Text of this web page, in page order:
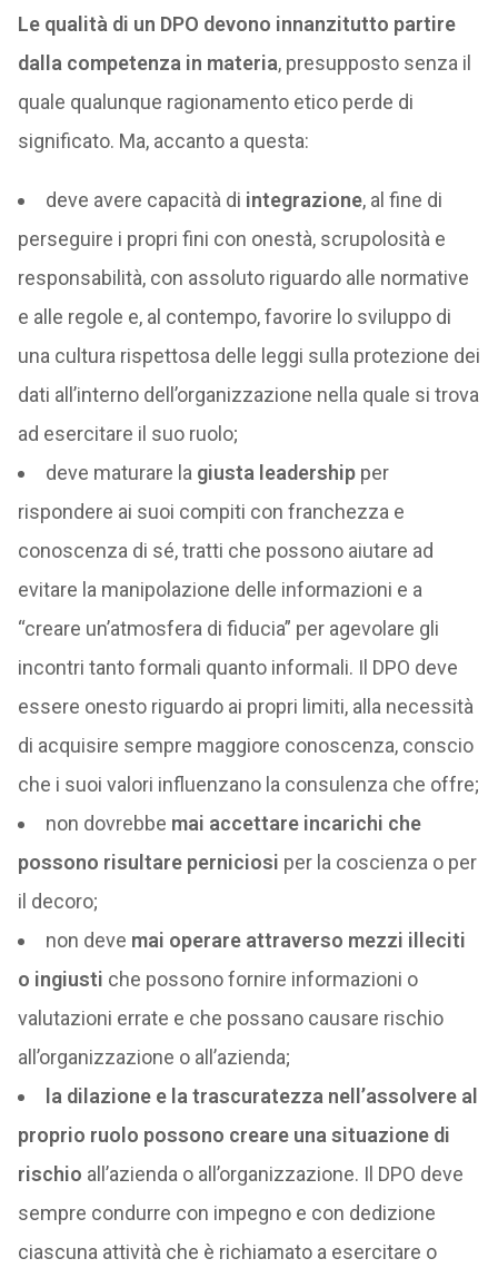
Le qualità di un DPO devono innanzitutto partire
dalla competenza in materia, presupposto senza il
quale qualunque ragionamento etico perde di
significato. Ma, accanto a questa:
deve avere capacità di integrazione, al fine di
perseguire i propri fini con onestà, scrupolosità e
responsabilità, con assoluto riguardo alle normative
e alle regole e, al contempo, favorire lo sviluppo di
una cultura rispettosa delle leggi sulla protezione dei
dati all’interno dell’organizzazione nella quale si trova
ad esercitare il suo ruolo;
deve maturare la giusta leadershipper
rispondere ai suoi compiti con franchezza e
conoscenza di sé, tratti che possono aiutare ad
evitare la manipolazione delle informazioni e a
“creare un’atmosfera di fiducia” per agevolare gli
incontri tanto formali quanto informali. Il DPO deve
essere onesto riguardo ai propri limiti, alla necessità
di acquisire sempre maggiore conoscenza, conscio
che i suoi valori influenzano la consulenza che offre;
non dovrebbe mai accettare incarichi che
possono risultare perniciosi per la coscienza o per
il decoro;
non deve mai operare attraverso mezzi illeciti
o ingiusti che possono fornire informazioni o
valutazioni errate e che possano causare rischio
all’organizzazione o all’azienda;
la dilazione e la trascuratezza nell’assolvere al
proprio ruolo possono creare una situazione di
rischio all’azienda o all’organizzazione. Il DPO deve
sempre condurre con impegno e con dedizione
ciascuna attività che è richiamato a esercitare o